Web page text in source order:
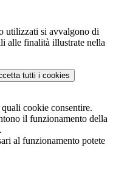
utilizzati si avvalgono di
alle finalità illustrate nella
tutti i cookies
cookie consentire.
il funzionamento della
al funzionamento potete